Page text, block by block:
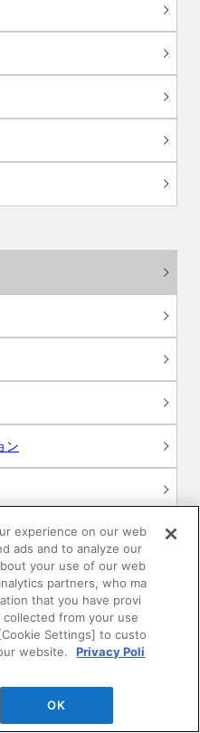
ン
experience on our web
ads and to analyze our
your use of our web
partners, who ma
that you have provi
from your use
Settings] to custo
website.
Privacy Poli
OK